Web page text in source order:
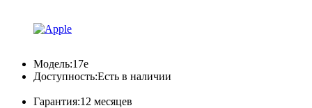
Модель:17e
Доступность:Есть в наличии
Гарантия:12 месяцев